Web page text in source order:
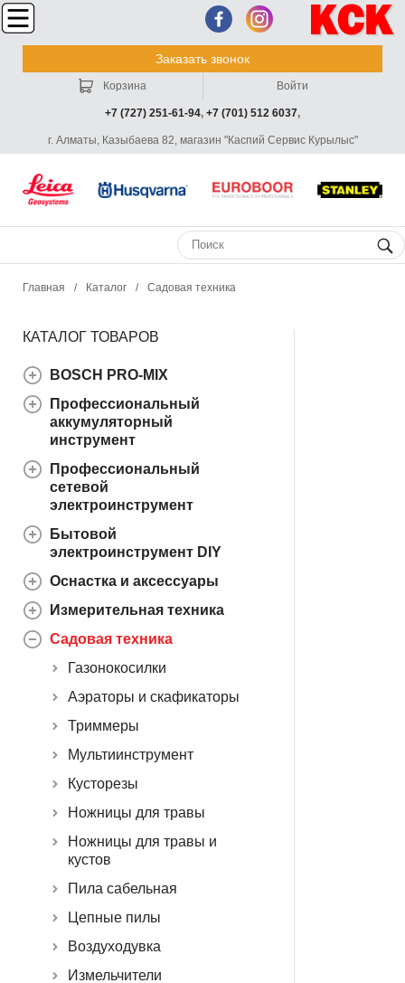
Заказать звонок
+7 (727) 251-61-94, +7 (701) 512 6037,
г. Алматы, Казыбаева 82, магазин "Каспий Сервис Курылыс"
Корзина Войти
Главная / Каталог / Садовая техника
КАТАЛОГ ТОВАРОВ
BOSCH PRO-MIX
Профессиональный
аккумуляторный
инструмент
Профессиональный
сетевой
электроинструмент
Бытовой
электроинструмент DIY
Оснастка и аксессуары
Измерительная техника
Садовая техника
Газонокосилки
Аэраторы и скафикаторы
Триммеры
Мультиинструмент
Кусторезы
Ножницы для травы
Ножницы для травы и
кустов
Пила сабельная
Цепные пилы
Воздуходувка
Измельчители